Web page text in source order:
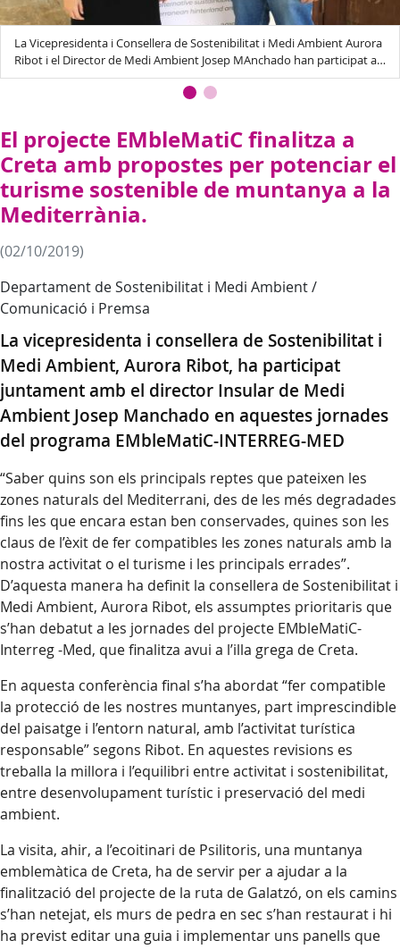
La Vicepresidenta i Consellera de Sostenibilitat i Medi Ambient Aurora
Ribot i el Director de Medi Ambient Josep MAnchado han participat a
les jornades EMbleMatiC-Interreg -Med
El projecte EMbleMatiC finalitza a
Creta amb propostes per potenciar el
turisme sostenible de muntanya a la
Mediterrània.
(02/10/2019)
Departament de Sostenibilitat i Medi Ambient /
Comunicació i Premsa
La vicepresidenta i consellera de Sostenibilitat i
Medi Ambient, Aurora Ribot, ha participat
juntament amb el director Insular de Medi
Ambient Josep Manchado en aquestes jornades
del programa EMbleMatiC-INTERREG-MED
“Saber quins son els principals reptes que pateixen les
zones naturals del Mediterrani, des de les més degradades
fins les que encara estan ben conservades, quines son les
claus de l’èxit de fer compatibles les zones naturals amb la
nostra activitat o el turisme i les principals errades”.
D’aquesta manera ha definit la consellera de Sostenibilitat i
Medi Ambient, Aurora Ribot, els assumptes prioritaris que
s’han debatut a les jornades del projecte EMbleMatiC-
Interreg -Med, que finalitza avui a l’illa grega de Creta.
En aquesta conferència final s’ha abordat “fer compatible
la protecció de les nostres muntanyes, part imprescindible
del paisatge i l’entorn natural, amb l’activitat turística
responsable” segons Ribot. En aquestes revisions es
treballa la millora i l’equilibri entre activitat i sostenibilitat,
entre desenvolupament turístic i preservació del medi
ambient.
La visita, ahir, a l’ecoitinari de Psilitoris, una muntanya
emblemàtica de Creta, ha de servir per a ajudar a la
finalització del projecte de la ruta de Galatzó, on els camins
s’han netejat, els murs de pedra en sec s’han restaurat i hi
ha previst editar una guia i implementar uns panells que